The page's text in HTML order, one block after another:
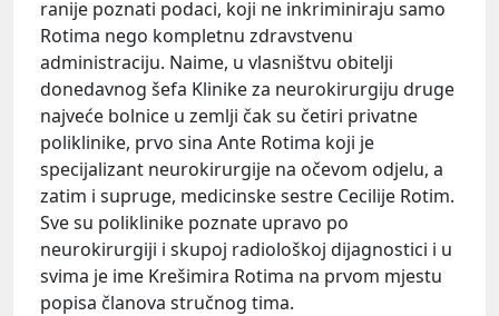
ranije poznati podaci, koji ne inkriminiraju samo
Rotima nego kompletnu zdravstvenu
administraciju. Naime, u vlasništvu obitelji
donedavnog šefa Klinike za neurokirurgiju druge
najveće bolnice u zemlji čak su četiri privatne
poliklinike, prvo sina Ante Rotima koji je
specijalizant neurokirurgije na očevom odjelu, a
zatim i supruge, medicinske sestre Cecilije Rotim.
Sve su poliklinike poznate upravo po
neurokirurgiji i skupoj radiološkoj dijagnostici i u
svima je ime Krešimira Rotima na prvom mjestu
popisa članova stručnog tima.